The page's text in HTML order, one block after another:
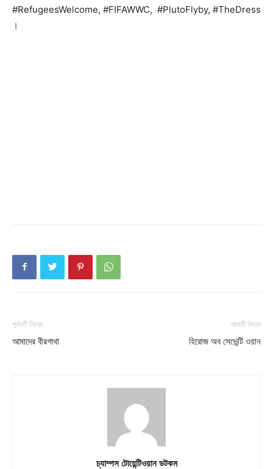
About
#RefugeesWelcome, #FIFAWWC, #PlutoFlyby, #TheDress
।
পূর্ববর্তী নিবন্ধ
আমাদের বীরগাথা
পরবর্তী নিবন্ধ
হিরোজ অব সেভেন্টি ওয়ান
চ্যাম্পস টোয়েন্টিওয়ান ডটকম